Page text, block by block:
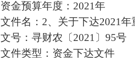
资金预算年度： 2021年
文件名： 2、关于下达2021
文号：寻财农〔2021〕95号
文件类型：资金下达文件